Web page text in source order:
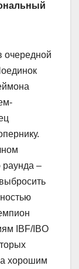
очередной
раунда –
IBF/IBO
хорошим